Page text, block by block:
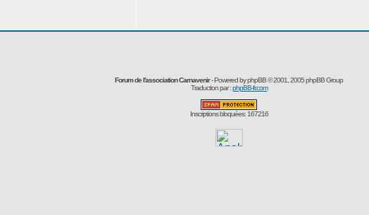
Forum de l'association Carnavenir- Powered byphpBB© 2001, 2005 phpBB Group
Traduction par :phpBB-fr.com
Inscriptions bloquées: 167216